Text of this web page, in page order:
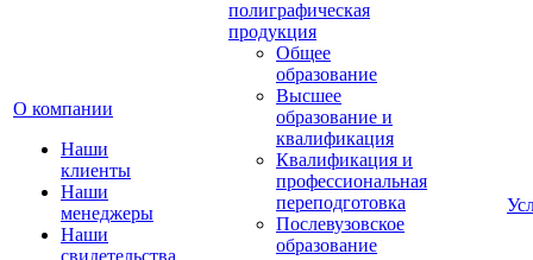
О компании
Наши
клиенты
Наши
менеджеры
Наши
свидетельства
полиграфическая
продукция
Общее
образование
Высшее
образование и
квалификация
Квалификация и
профессиональная
переподготовка
Послевузовское
образование